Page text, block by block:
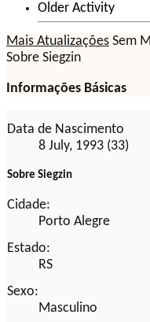
Older Activity
Mais Atualizações Sem
Sobre Siegzin
Informações Básicas
Data de Nascimento
8 July, 1993 (33)
Sobre Siegzin
Cidade:
Porto Alegre
Estado:
RS
Sexo:
Masculino